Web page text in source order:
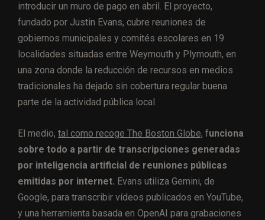
introducir un muro de pago en abril. El proyecto,
fundado por Justin Evans, cubre reuniones de
gobiernos municipales y comités escolares en 19
localidades situadas entre Weymouth y Plymouth, en
una zona donde la reducción de recursos en medios
tradicionales ha dejado sin cobertura regular buena
parte de la actividad pública local.
El medio, tal como recoge The Boston Globe, funciona
sobre todo a partir de transcripciones generadas
por inteligencia artificial de reuniones públicas
emitidas por internet. Evans utiliza Gemini, de
Google, para transcribir vídeos publicados en YouTube,
y una herramienta basada en OpenAI para grabaciones